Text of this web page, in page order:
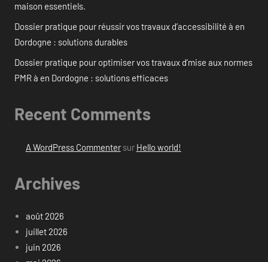
maison essentiels.
Dossier pratique pour réussir vos travaux d’accessibilité à en
Dordogne : solutions durables
Dossier pratique pour optimiser vos travaux d’mise aux normes
PMR à en Dordogne : solutions efficaces
Recent Comments
A WordPress Commentersur Hello world!
Archives
août 2026
juillet 2026
juin 2026